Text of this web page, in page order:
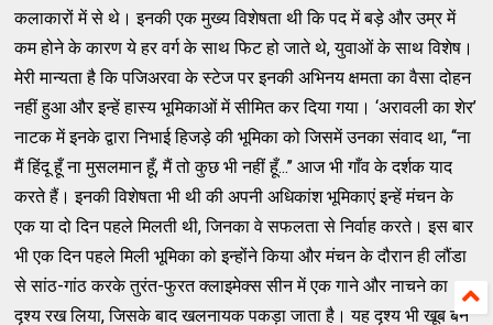
कलाकारों में से थे। इनकी एक मुख्य विशेषता थी कि पद में बड़े और उम्र में
कम होने के कारण ये हर वर्ग के साथ फिट हो जाते थे, युवाओं के साथ विशेष।
मेरी मान्यता है कि पजिअरवा के स्टेज पर इनकी अभिनय क्षमता का वैसा दोहन
नहीं हुआ और इन्हें हास्य भूमिकाओं में सीमित कर दिया गया। ‘अरावली का शेर’
नाटक में इनके द्वारा निभाई हिजड़े की भूमिका को जिसमें उनका संवाद था, ‘‘ना
मैं हिंदू हूँ ना मुसलमान हूँ, मैं तो कुछ भी नहीं हूँ...’’ आज भी गाँव के दर्शक याद
करते हैं। इनकी विशेषता भी थी की अपनी अधिकांश भूमिकाएं इन्हें मंचन के
एक या दो दिन पहले मिलती थी, जिनका वे सफलता से निर्वाह करते। इस बार
भी एक दिन पहले मिली भूमिका को इन्होंने किया और मंचन के दौरान ही लौंडा
से सांठ-गांठ करके तुरंत-फुरत क्लाइमेक्स सीन में एक गाने और नाचने का
दृश्य रख लिया, जिसके बाद खलनायक पकड़ा जाता है। यह दृश्य भी खूब बन